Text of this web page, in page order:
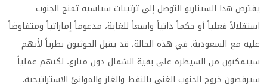
يفترض هذا السيناريو التوصل إلى ترتيبات سياسية تمنح الجنوب
استقلالاً فعلياً أو حكماً ذاتياً واسعاً للغاية، مدعوماً إماراتياً ومتفاوضاً
عليه مع السعودية. في هذه الحالة، قد يقبل الحوثيون نظرياً لأنهم
سيتمكنون من السيطرة على بقية الشمال دون منازع، لكنهم عملياً
سيرفضون خروج الجنوب الغني بالنفط والغاز والموانئ الاستراتيجية.